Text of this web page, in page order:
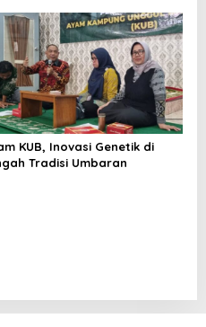
KUB, Inovasi Genetik di
Tradisi Umbaran